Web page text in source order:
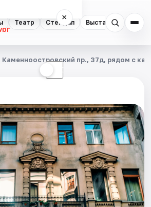
Театр Стендап Выставки
×
☾
Каменноостровский пр., 37д, рядом с